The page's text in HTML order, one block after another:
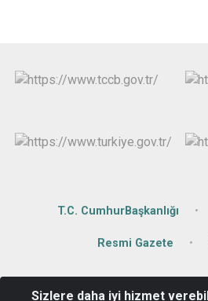
T.C. CumhurBaşkanlığı
Resmi Gazete
Sizlere daha iyi hizmet